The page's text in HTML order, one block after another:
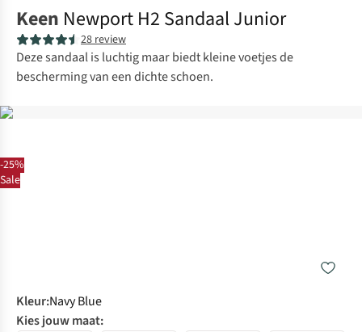
-25%
Sale
Keen Newport H2 Sandaal Junior
28 review
Deze sandaal is luchtig maar biedt kleine voetjes de
bescherming van een dichte schoen.
Kleur:Navy Blue
Kies jouw maat: